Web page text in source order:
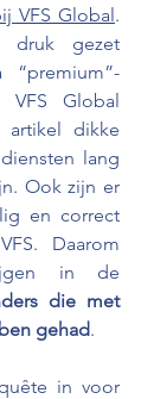
VFS Global.
druk gezet
VFS Global
artikel dikke
lang
Ook zijn er
en correct
Daarom
die met
gehad.
in voor